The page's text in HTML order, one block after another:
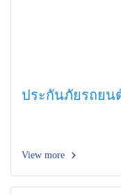
ประกันภัยรถยน
View more